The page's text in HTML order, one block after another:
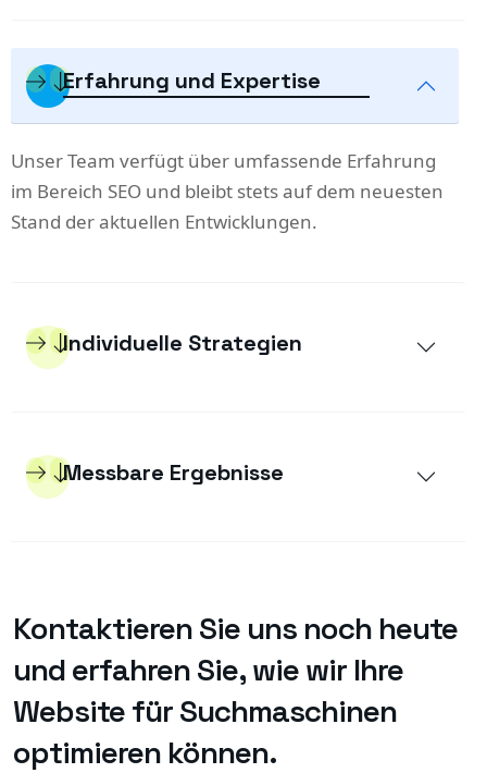
Erfahrung und Expertise
Unser Team verfügt über umfassende Erfahrung
im Bereich SEO und bleibt stets auf dem neuesten
Stand der aktuellen Entwicklungen.
Individuelle Strategien
Messbare Ergebnisse
Kontaktieren Sie uns noch heute
und erfahren Sie, wie wir Ihre
Website für Suchmaschinen
optimieren können.